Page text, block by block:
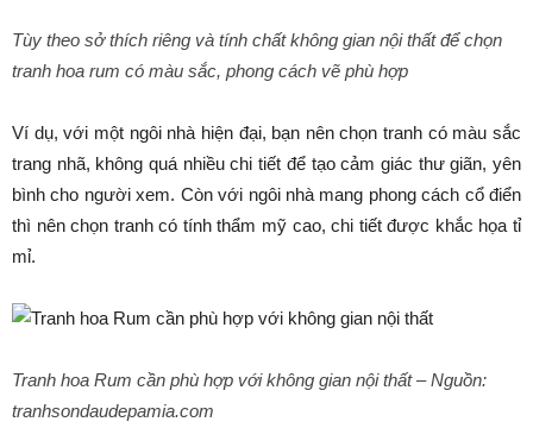
Tùy theo sở thích riêng và tính chất không gian nội thất để chọn
tranh hoa rum có màu sắc, phong cách vẽ phù hợp
Ví dụ, với một ngôi nhà hiện đại, bạn nên chọn tranh có màu sắc
trang nhã, không quá nhiều chi tiết để tạo cảm giác thư giãn, yên
bình cho người xem. Còn với ngôi nhà mang phong cách cổ điển
thì nên chọn tranh có tính thẩm mỹ cao, chi tiết được khắc họa tỉ
mỉ.
Tranh hoa Rum cần phù hợp với không gian nội thất –Nguồn:
tranhsondaudepamia.com